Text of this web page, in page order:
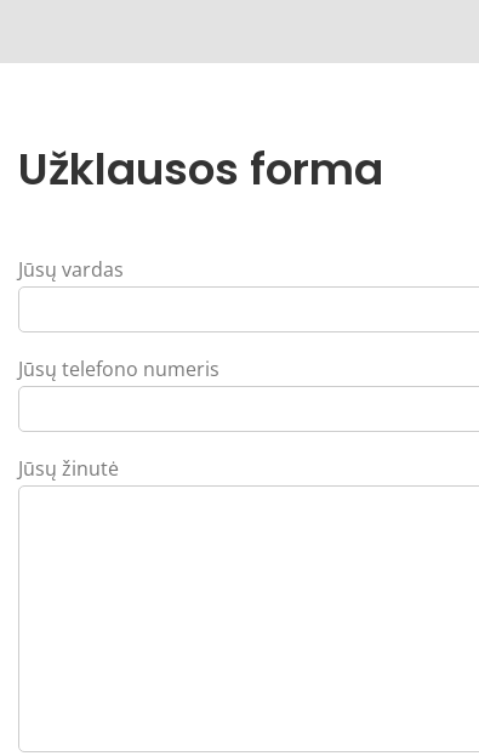
Užklausos forma
Jūsų vardas
Jūsų telefono numeris
Jūsų žinutė